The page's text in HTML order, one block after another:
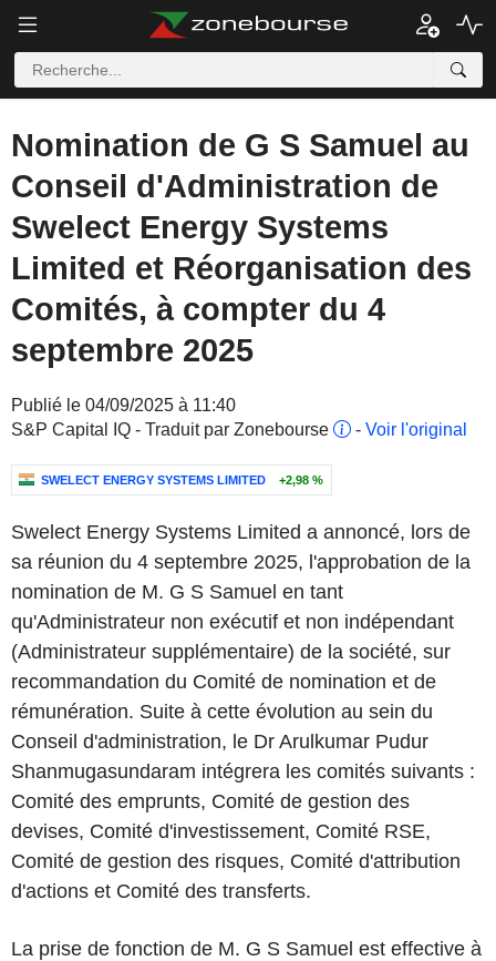
Nomination de G S Samuel au
Conseil d'Administration de
Swelect Energy Systems
Limited et Réorganisation des
Comités, à compter du 4
septembre 2025
Publié le 04/09/2025 à 11:40
S&P Capital IQ - Traduit par Zonebourse
- Voir l'original
SWELECT ENERGY SYSTEMS LIMITED +2,98 %
Swelect Energy Systems Limited a annoncé, lors de
sa réunion du 4 septembre 2025, l'approbation de la
nomination de M. G S Samuel en tant
qu'Administrateur non exécutif et non indépendant
(Administrateur supplémentaire) de la société, sur
recommandation du Comité de nomination et de
rémunération. Suite à cette évolution au sein du
Conseil d'administration, le Dr Arulkumar Pudur
Shanmugasundaram intégrera les comités suivants :
Comité des emprunts, Comité de gestion des
devises, Comité d'investissement, Comité RSE,
Comité de gestion des risques, Comité d'attribution
d'actions et Comité des transferts.
La prise de fonction de M. G S Samuel est effective à